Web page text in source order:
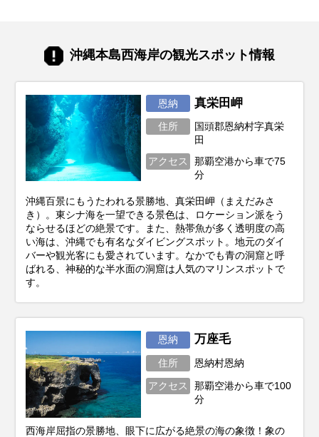
で、不安を解消し、笑顔あふれる家族旅行
を実現しましょう♪
沖縄本島西海岸の観光スポット情報
恩納 真栄田岬
住所
国頭郡恩納村字真栄
田
アクセス
那覇空港から車で75
分
沖縄百景にもうたわれる景勝地、真栄田岬（まえだみさ
き）。東シナ海を一望できる景色は、ロケーション派をう
ならせるほどの絶景です。また、熱帯魚が多く透明度の高
い海は、沖縄でも有名なダイビングスポット。地元のダイ
バーや観光客にも愛されています。なかでも青の洞窟と呼
ばれる、神秘的な半水面の洞窟は人気のマリンスポットで
す。
恩納 万座毛
住所 恩納村恩納
アクセス
那覇空港から車で100
分
西海岸屈指の景勝地、眼下に広がる絶景の海の象徴！象の